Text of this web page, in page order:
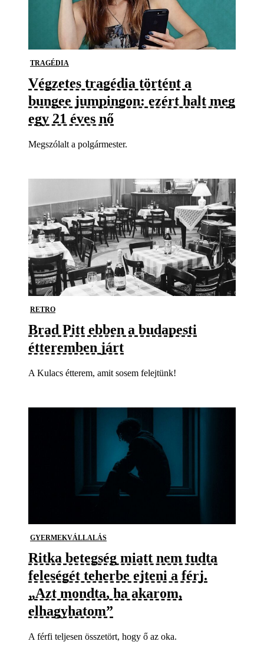
TRAGÉDIA
Végzetes tragédia történt a
bungee jumpingon: ezért halt meg
egy 21 éves nő
Megszólalt a polgármester.
RETRO
Brad Pitt ebben a budapesti
étteremben járt
A Kulacs étterem, amit sosem felejtünk!
GYERMEKVÁLLALÁS
Ritka betegség miatt nem tudta
feleségét teherbe ejteni a férj.
„Azt mondta, ha akarom,
elhagyhatom”
A férfi teljesen összetört, hogy ő az oka.